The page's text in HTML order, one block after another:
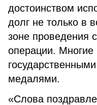
достоинством
долг не только в
зоне проведения
операции. Многие
медалями.
«Слова